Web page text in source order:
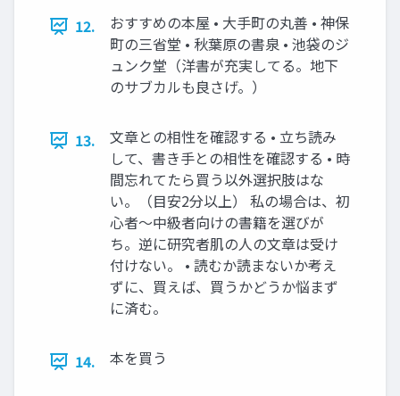
12.
おすすめの本屋 • 大手町の丸善 • 神保
町の三省堂 • 秋葉原の書泉 • 池袋のジ
ュンク堂（洋書が充実してる。地下
のサブカルも良さげ。）
13.
文章との相性を確認する • 立ち読み
して、書き手との相性を確認する • 時
間忘れてたら買う以外選択肢はな
い。（目安2分以上） 私の場合は、初
心者〜中級者向けの書籍を選びが
ち。逆に研究者肌の人の文章は受け
付けない。 • 読むか読まないか考え
ずに、買えば、買うかどうか悩まず
に済む。
14. 本を買う